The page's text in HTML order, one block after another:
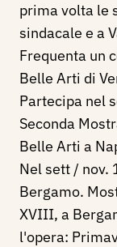
prima volta le
sindacale e a
Frequenta un
Belle Arti di
Partecipa nel
Seconda
Belle Arti a
Nel sett / nov.
Bergamo.
XVIII, a
l'opera: